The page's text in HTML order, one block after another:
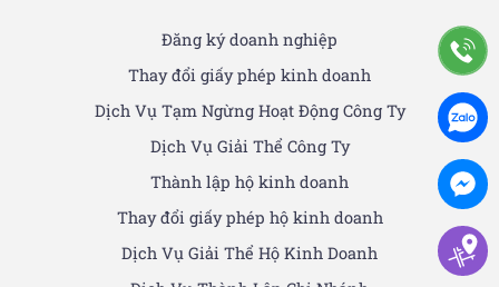
Đăng ký doanh nghiệp
Thay đổi giấy phép kinh doanh
Dịch Vụ Tạm Ngừng Hoạt Động Công Ty
Dịch Vụ Giải Thể Công Ty
Thành lập hộ kinh doanh
Thay đổi giấy phép hộ kinh doanh
Dịch Vụ Giải Thể Hộ Kinh Doanh